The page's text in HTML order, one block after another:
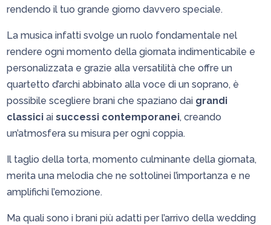
rendendo il tuo grande giorno davvero speciale.
La musica infatti svolge un ruolo fondamentale nel
rendere ogni momento della giornata indimenticabile e
personalizzata e grazie alla versatilità che offre un
quartetto d’archi abbinato alla voce di un soprano, è
possibile scegliere brani che spaziano dai grandi
classici aisuccessi contemporanei, creando
un’atmosfera su misura per ogni coppia.
Il taglio della torta, momento culminante della giornata,
merita una melodia che ne sottolinei l’importanza e ne
amplifichi l’emozione.
Ma quali sono i brani più adatti per l’arrivo della wedding